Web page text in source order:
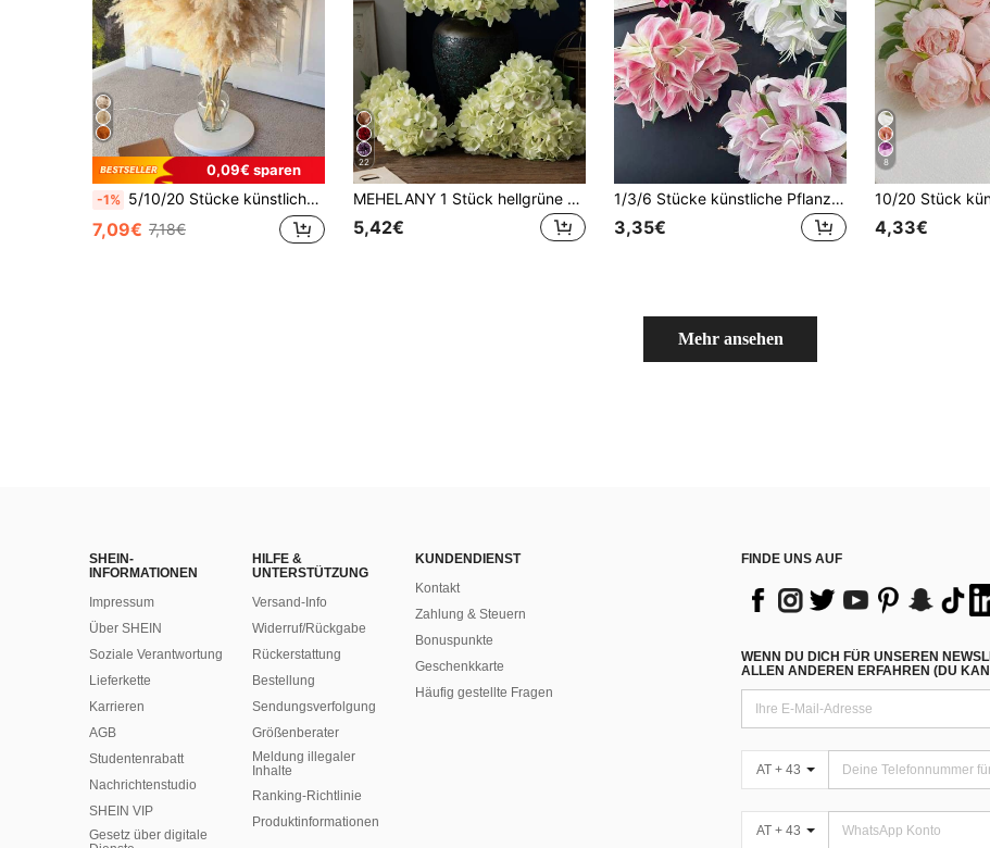
0,09€ sparen
-1% 5/10/20 Stücke künstliches Pampasgras Dekor, 22 Zoll kleiner künstlicher Schilf-Feder-Strauß, braune Pampasgras Dekoration, Boho-Stil Raum Blumendekoration, Hochzeits-Vasen-Kranz Dekoration, Schlafzimmer Dekoration, Boho-Hochzeitsdekoration, Boden Dekoration, Zeremonie Hintergrund künstlicher Strauß, Muttertagsgeschenk, Geburtstags-Jubiläumsgeschenk, DIY-Kranz Dekoration
7,09€ 7,18€
22
MEHELANY 1 Stück hellgrüne künstliche Hortensienblume, realistische hochwertige Seidenblume, geeignet für DIY-Hochzeitsstrauß, Party, Herbst-Heimdekoration für Wohnzimmer, Küche, Garten, Hotel, Büro, DIY-Dekoration für Thanksgiving-Erntesaison, DIY-Bogen-Girlandendekoration, Geschenk für Mädchen
5,42€
1/3/6 Stücke künstliche Pflanzen, künstliche Blumen, Lilien, Heimdekoration, Schreibtischdekoration, Blumenarrangement, künstliche Blumen, künstliche Ornamente, Kunststoffblumen, Gartendekoration, Hochzeitsdekoration, Sträuße, künstliche Blumen, Schulanfang, Zimmerdekoration, Schulbedarf
3,35€
8
4,33€
Mehr ansehen
SHEIN-
INFORMATIONEN
Impressum
Über SHEIN
Soziale Verantwortung
Lieferkette
Karrieren
AGB
Studentenrabatt
Nachrichtenstudio
SHEIN VIP
Gesetz über digitale
HILFE &
UNTERSTÜTZUNG
Versand-Info
Widerruf/Rückgabe
Rückerstattung
Bestellung
Sendungsverfolgung
Größenberater
Meldung illegaler
Inhalte
Ranking-Richtlinie
​Produktinformationen
KUNDENDIENST
Kontakt
Zahlung & Steuern
Bonuspunkte
Geschenkkarte
Häufig gestellte Fragen
FINDE UNS AUF
WENN DU DICH FÜR UNSEREN
ALLEN ANDEREN ERFAHREN (DU
AT + 43
AT + 43